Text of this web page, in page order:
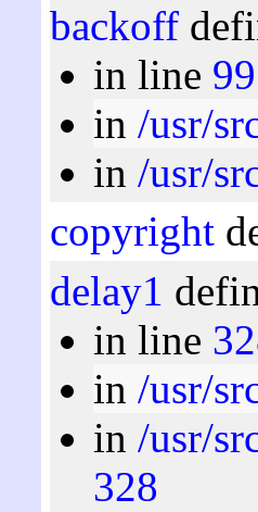
backoff
in line 99
in /usr/
in /usr/
copyright
delay1
in line
in /usr/
in /usr/
328